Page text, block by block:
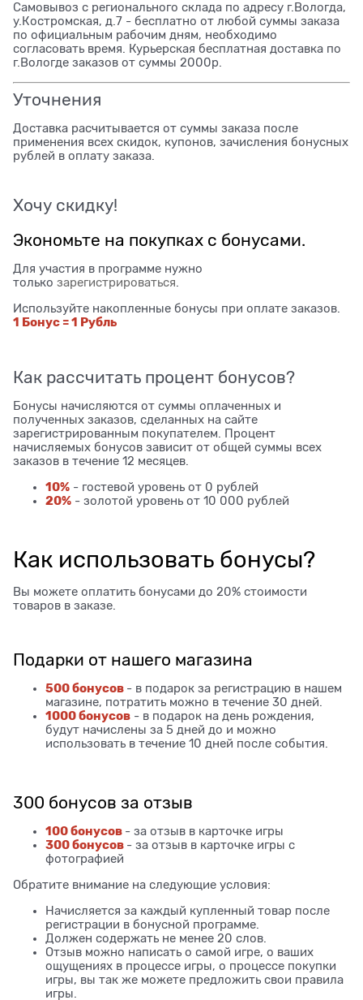
Самовывоз с регионального склада по адресу г.Вологда,
у.Костромская, д.7 - бесплатно от любой суммы заказа
по официальным рабочим дням, необходимо
согласовать время. Курьерская бесплатная доставка по
г.Вологде заказов от суммы 2000р.
Уточнения
Доставка расчитывается от суммы заказа после
применения всех скидок, купонов, зачисления бонусных
рублей в оплату заказа.
Хочу скидку!
Экономьте на покупках с бонусами.
Для участия в программе нужно
только зарегистрироваться
Используйте накопленные бонусы при оплате заказов.
1 Бонус = 1 Рубль
Как рассчитать процент бонусов?
Бонусы начисляются от суммы оплаченных и
полученных заказов, сделанных на сайте
зарегистрированным покупателем. Процент
начисляемых бонусов зависит от общей суммы всех
заказов в течение 12 месяцев.
10% - гостевой уровень от 0 рублей
20% - золотой уровень от 10 000 рублей
Как использовать бонусы?
Вы можете оплатить бонусами до 20% стоимости
товаров в заказе.
Подарки от нашего магазина
500 бонусов - в подарок за регистрацию в нашем
магазине, потратить можно в течение 30 дней.
1000 бонусов - в подарок на день рождения,
будут начислены за 5 дней до и можно
использовать в течение 10 дней после события.
300 бонусов за отзыв
100 бонусов - за отзыв в карточке игры
300 бонусов - за отзыв в карточке игры с
фотографией
Обратите внимание на следующие условия:
Начисляется за каждый купленный товар после
регистрации в бонусной программе.
Должен содержать не менее 20 слов.
Отзыв можно написать о самой игре, о ваших
ощущениях в процессе игры, о процессе покупки
игры, вы так же можете предложить свои правила
игры.